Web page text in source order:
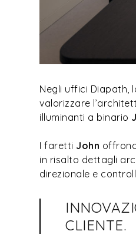
Negli uffici Diapath,
valorizzare
illuminanti a binario
I faretti John
in risalto dettagli
direzionale e
CLIENTE.